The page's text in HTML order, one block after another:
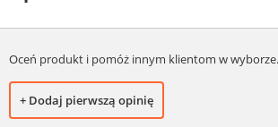
Oceń produkt i pomóż innym klientom w wyborze.
+ Dodaj pierwszą opinię